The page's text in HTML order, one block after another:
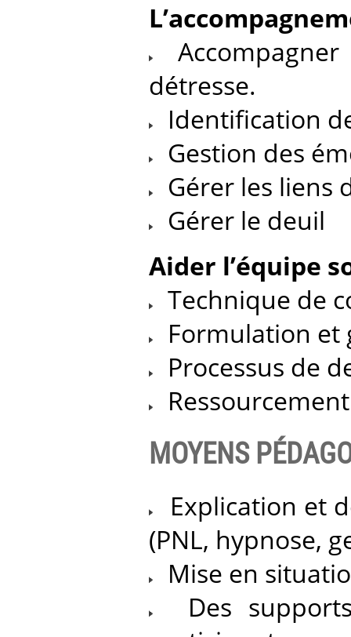
détresse.
Identification
Gestion des
Gérer les liens
Gérer le deuil
Aider l’équipe
Technique de
Formulation et
Processus de
MOYENS
Explication et
(PNL, hypnose,
Mise en
Des